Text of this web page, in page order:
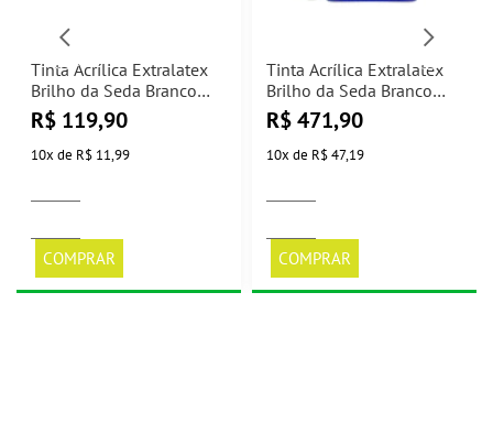
Tinta Acrílica Extralatex
Brilho da Seda Branco
Neve 3,6L Hidracor
R$ 119,90
10x de R$ 11,99
COMPRAR
Tinta Acrílica Extralatex
Brilho da Seda Branco
Gelo 15L Hidracor
R$ 471,90
10x de R$ 47,19
COMPRAR